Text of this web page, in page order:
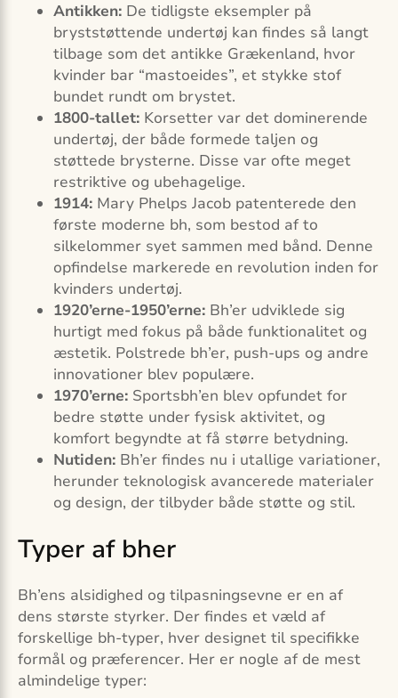
Antikken: De tidligste eksempler på
bryststøttende undertøj kan findes så langt
tilbage som det antikke Grækenland, hvor
kvinder bar “mastoeides”, et stykke stof
bundet rundt om brystet.
1800-tallet: Korsetter var det dominerende
undertøj, der både formede taljen og
støttede brysterne. Disse var ofte meget
restriktive og ubehagelige.
1914: Mary Phelps Jacob patenterede den
første moderne bh, som bestod af to
silkelommer syet sammen med bånd. Denne
opfindelse markerede en revolution inden for
kvinders undertøj.
1920’erne-1950’erne: Bh’er udviklede sig
hurtigt med fokus på både funktionalitet og
æstetik. Polstrede bh’er, push-ups og andre
innovationer blev populære.
1970’erne: Sportsbh’en blev opfundet for
bedre støtte under fysisk aktivitet, og
komfort begyndte at få større betydning.
Nutiden: Bh’er findes nu i utallige variationer,
herunder teknologisk avancerede materialer
og design, der tilbyder både støtte og stil.
Typer af bher
Bh’ens alsidighed og tilpasningsevne er en af
dens største styrker. Der findes et væld af
forskellige bh-typer, hver designet til specifikke
formål og præferencer. Her er nogle af de mest
almindelige typer: